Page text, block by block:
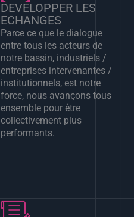
DEVELOPPER LES
ECHANGES
Parce ce que le dialogue
entre tous les acteurs de
notre bassin, industriels /
entreprises intervenantes /
institutionnels, est notre
force, nous avançons tous
ensemble pour être
collectivement plus
performants.